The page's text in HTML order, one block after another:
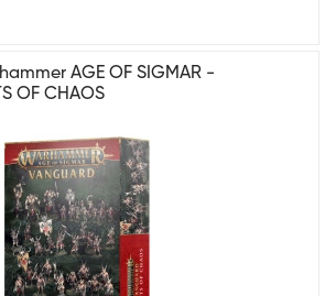
AGE OF SIGMAR -
OF CHAOS